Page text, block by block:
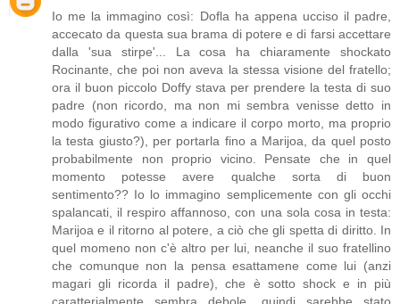
Io me la immagino così: Dofla ha appena ucciso il padre,
accecato da questa sua brama di potere e di farsi accettare
dalla 'sua stirpe'... La cosa ha chiaramente shockato
Rocinante, che poi non aveva la stessa visione del fratello;
ora il buon piccolo Doffy stava per prendere la testa di suo
padre (non ricordo, ma non mi sembra venisse detto in
modo figurativo come a indicare il corpo morto, ma proprio
la testa giusto?), per portarla fino a Marijoa, da quel posto
probabilmente non proprio vicino. Pensate che in quel
momento potesse avere qualche sorta di buon
sentimento?? Io lo immagino semplicemente con gli occhi
spalancati, il respiro affannoso, con una sola cosa in testa:
Marijoa e il ritorno al potere, a ciò che gli spetta di diritto. In
quel momeno non c'è altro per lui, neanche il suo fratellino
che comunque non la pensa esattamene come lui (anzi
magari gli ricorda il padre), che è sotto shock e in più